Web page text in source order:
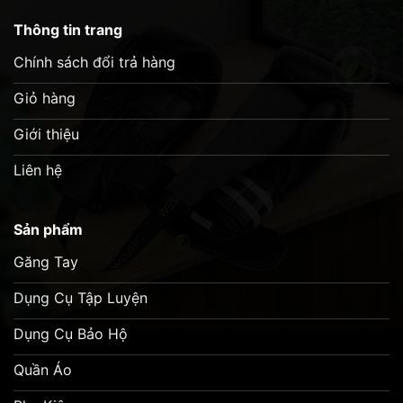
Video Sản phẩm :
Thông tin trang
Chính sách đổi trả hàng
Giỏ hàng
Giới thiệu
Liên hệ
Sản phẩm
Găng Tay
Dụng Cụ Tập Luyện
Dụng Cụ Bảo Hộ
Quần Áo